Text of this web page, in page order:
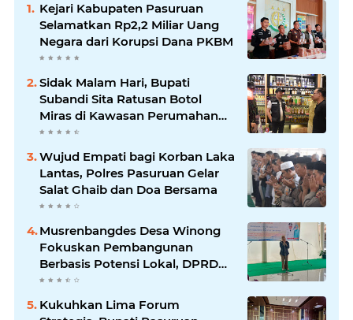
Kejari Kabupaten Pasuruan
Selamatkan Rp2,2 Miliar Uang
Negara dari Korupsi Dana PKBM
Sidak Malam Hari, Bupati
Subandi Sita Ratusan Botol
Miras di Kawasan Perumahan
Sidoarjo
Wujud Empati bagi Korban Laka
Lantas, Polres Pasuruan Gelar
Salat Ghaib dan Doa Bersama
Musrenbangdes Desa Winong
Fokuskan Pembangunan
Berbasis Potensi Lokal, DPRD
Optimistis Meski Dihantam
Efisiensi Anggaran
Kukuhkan Lima Forum